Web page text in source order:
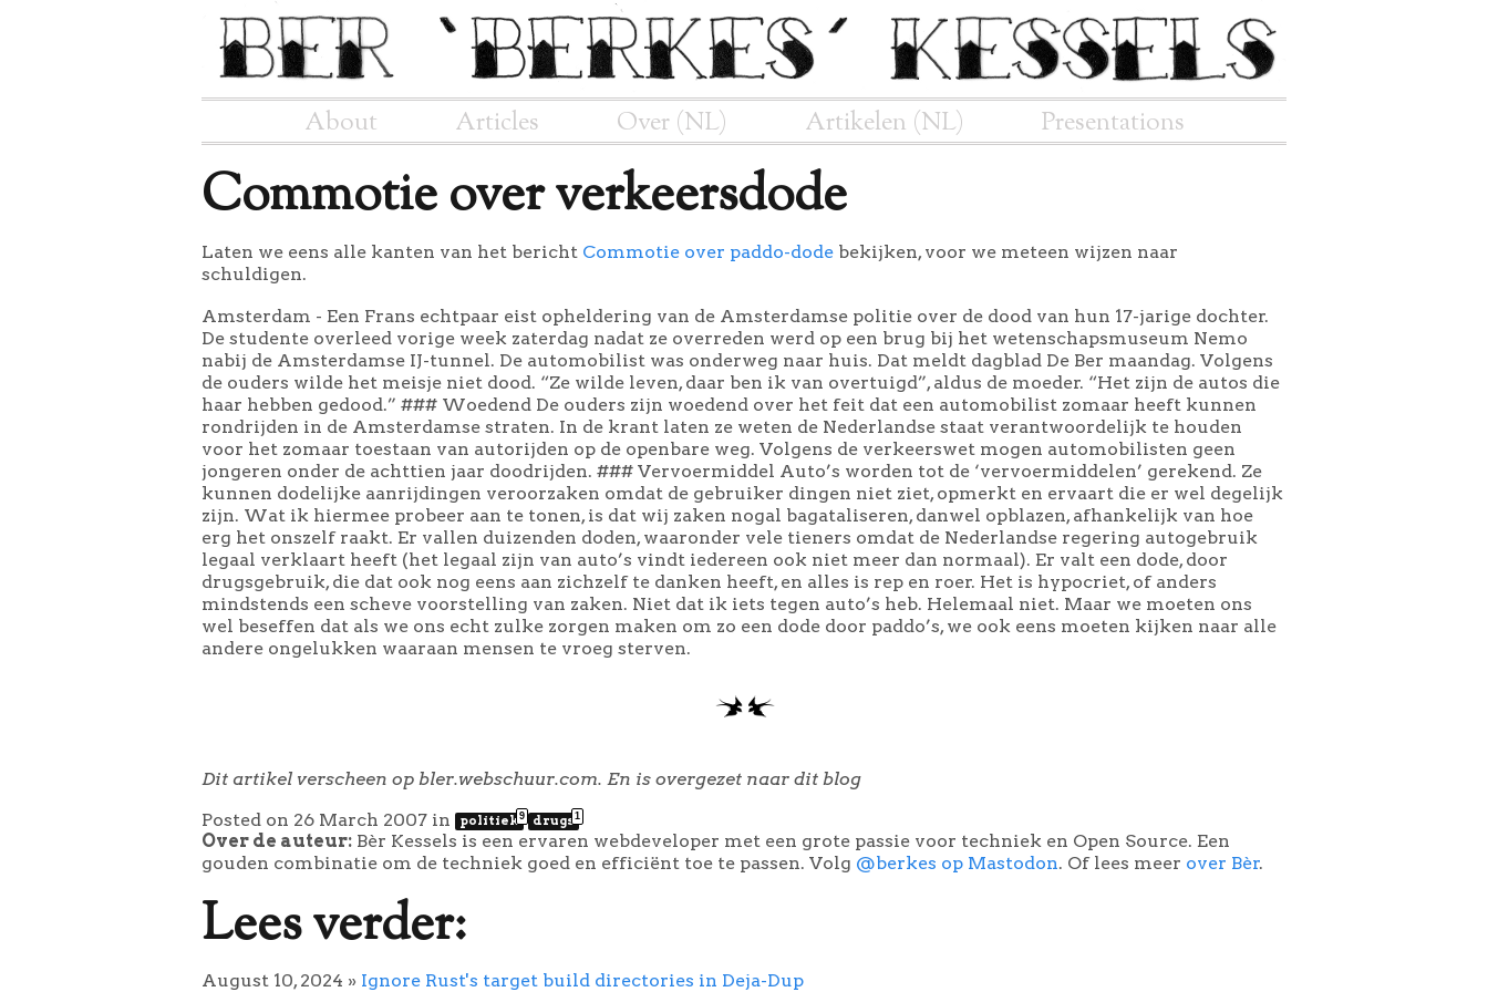
About Articles Over (NL) Artikelen (NL) Presentations
Commotie over verkeersdode
Laten we eens alle kanten van het bericht Commotie over paddo-dode bekijken, voor we meteen wijzen naar
schuldigen.
Amsterdam - Een Frans echtpaar eist opheldering van de Amsterdamse politie over de dood van hun 17-jarige dochter.
De studente overleed vorige week zaterdag nadat ze overreden werd op een brug bij het wetenschapsmuseum Nemo
nabij de Amsterdamse IJ-tunnel. De automobilist was onderweg naar huis. Dat meldt dagblad De Ber maandag. Volgens
de ouders wilde het meisje niet dood. “Ze wilde leven, daar ben ik van overtuigd”, aldus de moeder. “Het zijn de autos die
haar hebben gedood.” ### Woedend De ouders zijn woedend over het feit dat een automobilist zomaar heeft kunnen
rondrijden in de Amsterdamse straten. In de krant laten ze weten de Nederlandse staat verantwoordelijk te houden
voor het zomaar toestaan van autorijden op de openbare weg. Volgens de verkeerswet mogen automobilisten geen
jongeren onder de achttien jaar doodrijden. ### Vervoermiddel Auto’s worden tot de ‘vervoermiddelen’ gerekend. Ze
kunnen dodelijke aanrijdingen veroorzaken omdat de gebruiker dingen niet ziet, opmerkt en ervaart die er wel degelijk
zijn. Wat ik hiermee probeer aan te tonen, is dat wij zaken nogal bagataliseren, danwel opblazen, afhankelijk van hoe
erg het onszelf raakt. Er vallen duizenden doden, waaronder vele tieners omdat de Nederlandse regering autogebruik
legaal verklaart heeft (het legaal zijn van auto’s vindt iedereen ook niet meer dan normaal). Er valt een dode, door
drugsgebruik, die dat ook nog eens aan zichzelf te danken heeft, en alles is rep en roer. Het is hypocriet, of anders
mindstends een scheve voorstelling van zaken. Niet dat ik iets tegen auto’s heb. Helemaal niet. Maar we moeten ons
wel beseffen dat als we ons echt zulke zorgen maken om zo een dode door paddo’s, we ook eens moeten kijken naar alle
andere ongelukken waaraan mensen te vroeg sterven.
Dit artikel verscheen op bler.webschuur.com. En is overgezet naar dit blog
Posted on 26 March 2007 in politiek9 drugs1
Over de auteur: Bèr Kessels is een ervaren webdeveloper met een grote passie voor techniek en Open Source. Een
gouden combinatie om de techniek goed en efficiënt toe te passen. Volg @berkes op Mastodon. Of lees meer over Bèr.
Lees verder:
August 10, 2024 » Ignore Rust's target build directories in Deja-Dup